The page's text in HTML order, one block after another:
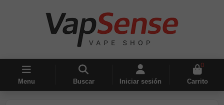
Menu Buscar Iniciar sesión
0
Carrito